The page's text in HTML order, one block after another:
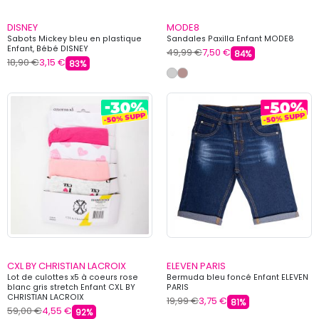
DISNEY
Sabots Mickey bleu en plastique
Enfant, Bébé DISNEY
18,90 €3,15 € 83%
MODE8
Sandales Paxilla Enfant MODE8
49,99 €7,50 € 84%
CXL BY CHRISTIAN LACROIX
Lot de culottes x5 à coeurs rose
blanc gris stretch Enfant CXL BY
CHRISTIAN LACROIX
59,00 €4,55 € 92%
ELEVEN PARIS
Bermuda bleu foncé Enfant ELEVEN
PARIS
19,99 €3,75 € 81%